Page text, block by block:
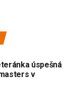
úspešná
v